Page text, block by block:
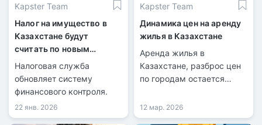
Kapster Team
Налог на имущество в
Казахстане будут
считать по новым
правилам
Налоговая служба
обновляет систему
финансового контроля.
22 янв. 2026
Kapster Team
Динамика цен на аренду
жилья в Казахстане
Аренда жилья в
Казахстане, разброс цен
по городам остается
12 мар. 2026